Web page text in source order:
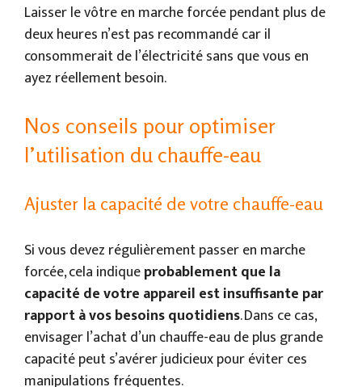
Laisser le vôtre en marche forcée pendant plus de
deux heures n’est pas recommandé car il
consommerait de l’électricité sans que vous en
ayez réellement besoin.
Nos conseils pour optimiser
l’utilisation du chauffe-eau
Ajuster la capacité de votre chauffe-eau
Si vous devez régulièrement passer en marche
forcée, cela indiqueprobablement que la
capacité de votre appareil est insuffisante par
rapport à vos besoins quotidiens. Dans ce cas,
envisager l’achat d’un chauffe-eau de plus grande
capacité peut s’avérer judicieux pour éviter ces
manipulations fréquentes.